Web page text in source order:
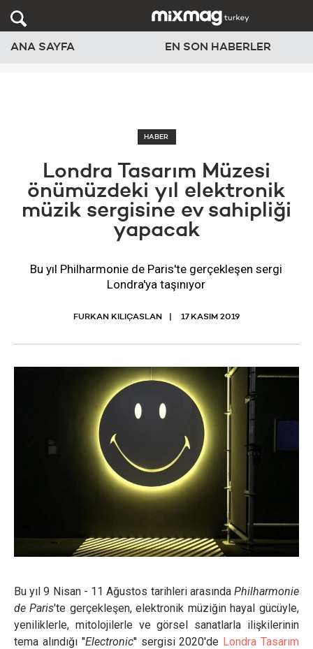
ANA SAYFA EN SON HABERLER
HABER
Londra Tasarım Müzesi
önümüzdeki yıl elektronik
müzik sergisine ev sahipliği
yapacak
Bu yıl Philharmonie de Paris'te gerçekleşen sergi
Londra'ya taşınıyor
FURKAN KILIÇASLAN 17 KASIM 2019
Bu yıl 9 Nisan - 11 Ağustos tarihleri arasında Philharmonie
de Paris'te gerçekleşen, elektronik müziğin hayal gücüyle,
yeniliklerle, mitolojilerle ve görsel sanatlarla ilişkilerinin
tema alındığı ''Electronic'' sergisi 2020'de Londra Tasarım